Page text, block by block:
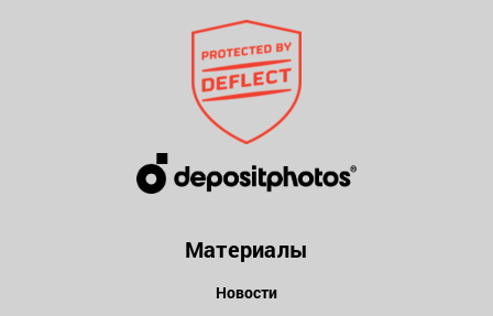
Материалы
Новости